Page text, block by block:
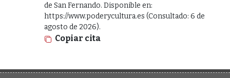
de San Fernando. Disponible en:
https://www.poderycultura.es (Consultado: 6 de
agosto de 2026).
Copiar cita